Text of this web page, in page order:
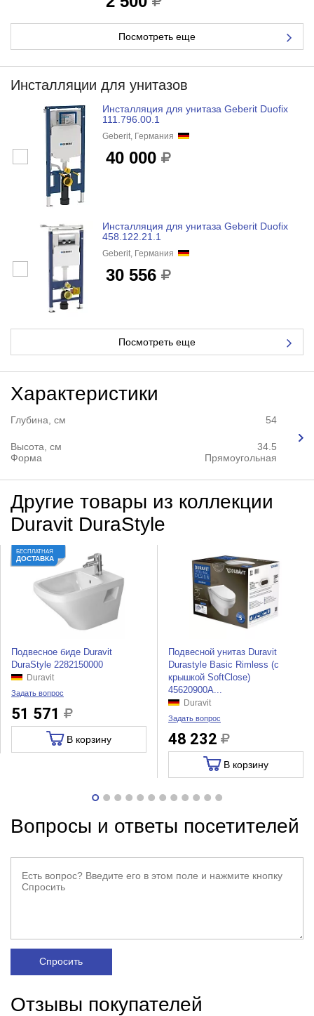
Посмотреть еще
Инсталляции для унитазов
Инсталляция для унитаза Geberit Duofix
111.796.00.1
Geberit, Германия
40 000
Инсталляция для унитаза Geberit Duofix
458.122.21.1
Geberit, Германия
30 556
Посмотреть еще
Характеристики
Глубина, см 54
Высота, см
34.5
Форма
Прямоугольная
Другие товары из коллекции
Duravit DuraStyle
БЕСПЛАТНАЯ
ДОСТАВКА
Подвесное биде Duravit
DuraStyle 2282150000
Duravit
Задать вопрос
51 571
В корзину
Подвесной унитаз Duravit
Durastyle Basic Rimless (с
крышкой SoftClose)
45620900A...
Duravit
Задать вопрос
48 232
В корзину
Вопросы и ответы посетителей
Спросить
Отзывы покупателей